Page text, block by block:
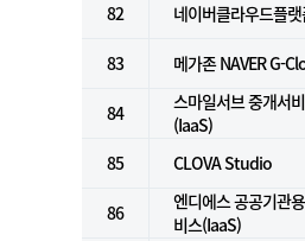
82 네이버클라우드플
83 메가존 NAVER G-
84
스마일서브 중개서
(IaaS)
85
CLOVA Studio
86
엔디에스 공공기관
비스(IaaS)